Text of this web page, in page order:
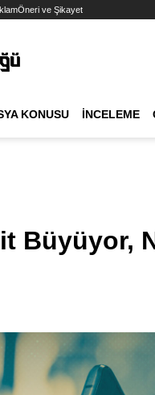
Öneri ve Şikayet
KONUSU İNCELEME
Büyüyor,